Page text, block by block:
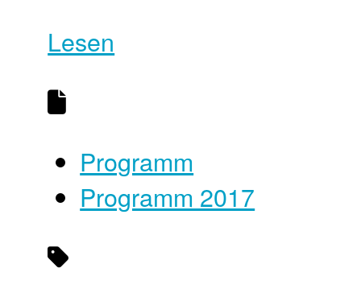
Lesen
Programm
Programm 2017